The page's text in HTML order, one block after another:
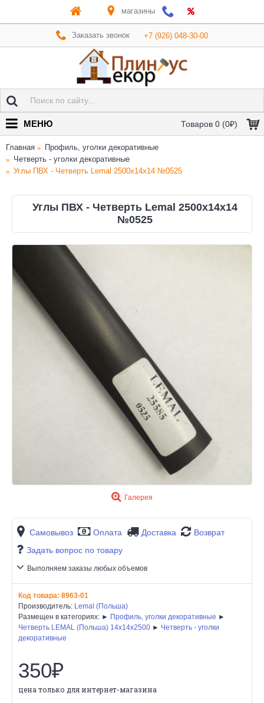
магазины
Заказать звонок +7 (926) 048-30-00
Товаров 0 (0₽)
МЕНЮ
Главная
Профиль, уголки декоративные
Четверть - уголки декоративные
Углы ПВХ - Четверть Lemal 2500x14x14 №0525
Углы ПВХ - Четверть Lemal 2500x14x14
№0525
Галерея
Самовывоз Оплата Доставка
Возврат
Задать вопрос по товару
Выполняем заказы любых объемов
Код товара: 8963-01
Производитель: Lemal (Польша)
Размещен в категориях: ► Профиль, уголки декоративные ►
Четверть LEMAL (Польша) 14х14х2500 ► Четверть - уголки
декоративные
350₽
цена только для интернет-магазина